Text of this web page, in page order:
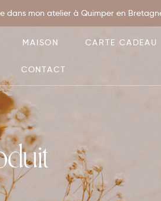
mon atelier à Quimper en
MAISON CARTE CADEAU
CONTACT